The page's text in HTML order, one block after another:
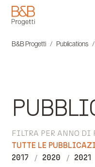
B&B Progetti
B&B Progetti Publications
FILTRA PER ANNO
TUTTE LE
2017
2020 2021